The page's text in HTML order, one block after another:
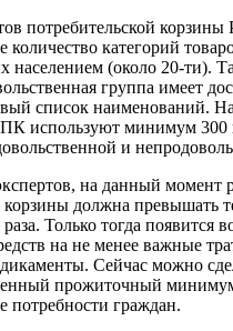
потребительской корзины
количество категорий
населением (около 20-ти).
группа имеет
список наименований.
ПК используют минимум
и
на данный момент
корзины должна превышать
Только тогда появится
на не менее важные
Сейчас можно
прожиточный
потребности граждан.